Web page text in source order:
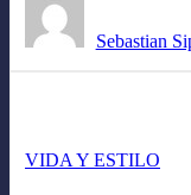
Sebastian
VIDA Y ESTILO